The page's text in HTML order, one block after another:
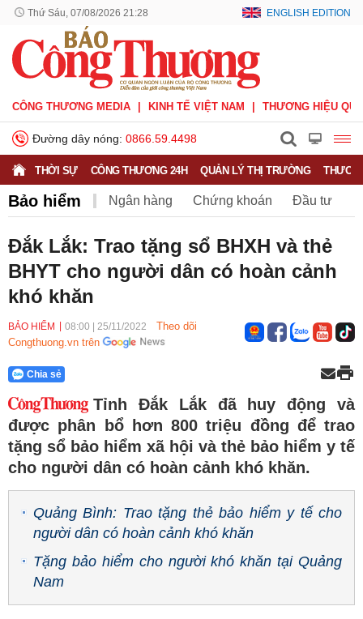
Thứ Sáu, 07/08/2026 21:28 ENGLISH EDITION
CÔNG THƯƠNG MEDIA KINH TẾ VIỆT NAM THƯƠNG HIỆU
Đường dây nóng: 0866.59.4498
THỜI SỰ CÔNG THƯƠNG 24H QUẢN LÝ THỊ TRƯỜNG
Bảo hiểm Ngân hàng Chứng khoán Đầu tư
Bảo hiểm
Đắk Lắk: Trao tặng sổ BHXH và thẻ
BHYT cho người dân có hoàn cảnh
khó khăn
BẢO HIỂM 08:00 25/11/2022
Theo dõi
Congthuong.vn trên
Chia sẻ
Tỉnh Đắk Lắk đã huy động và
được phân bổ hơn 800 triệu đồng để trao
tặng sổ bảo hiểm xã hội và thẻ bảo hiểm y tế
cho người dân có hoàn cảnh khó khăn.
Quảng Bình: Trao tặng thẻ bảo hiểm y tế cho
người dân có hoàn cảnh khó khăn
Tặng bảo hiểm cho người khó khăn tại Quảng
Nam